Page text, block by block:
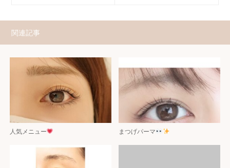
関連記事
人気メニュー まつげパーマ